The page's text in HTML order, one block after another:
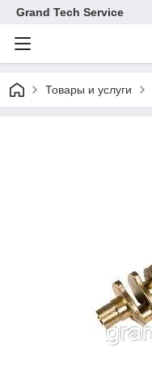
Grand Tech Service
Товары и услуги